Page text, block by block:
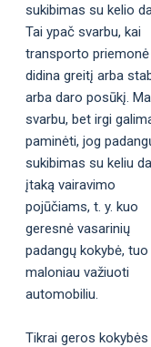
sukibimas su kelio
Tai ypač svarbu, kai
transporto priemonė
didina greitį arba
arba daro posūkį.
svarbu, bet irgi
paminėti, jog
sukibimas su keliu
įtaką vairavimo
pojūčiams, t. y. kuo
geresnė vasarinių
padangų kokybė, tuo
maloniau važiuoti
automobiliu.
Tikrai geros kokybės